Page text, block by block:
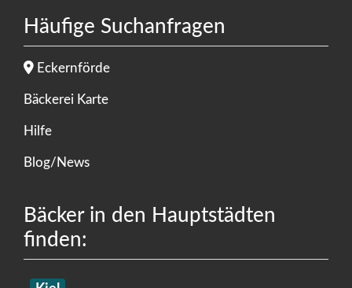
Häufige Suchanfragen
Eckernförde
Bäckerei Karte
Hilfe
Blog/News
Bäcker in den Hauptstädten
finden: